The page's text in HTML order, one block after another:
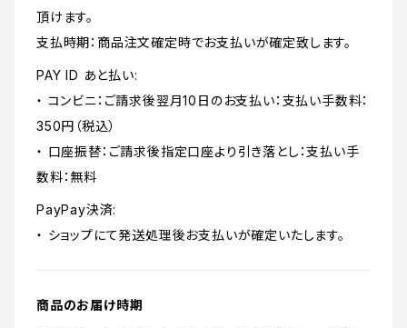
頂けます。
支払時期：商品注文確定時でお支払いが確定致します。
PAY ID あと払い:
・ コンビニ：ご請求後翌月10日のお支払い：支払い手数料：
350円（税込）
・ 口座振替：ご請求後指定口座より引き落とし：支払い手
数料：無料
PayPay決済:
・ ショップにて発送処理後お支払いが確定いたします。
商品のお届け時期